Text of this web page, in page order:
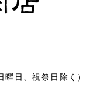
日、祝祭日除く）